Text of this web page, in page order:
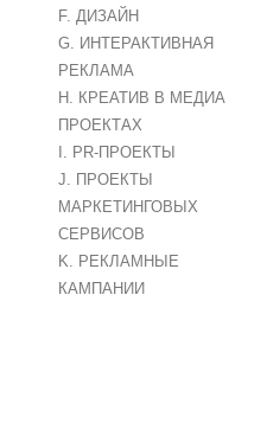
F. ДИЗАЙН
G. ИНТЕРАКТИВНАЯ
РЕКЛАМА
H. КРЕАТИВ В МЕДИА
ПРОЕКТАХ
I. PR-ПРОЕКТЫ
J. ПРОЕКТЫ
МАРКЕТИНГОВЫХ
СЕРВИСОВ
K. РЕКЛАМНЫЕ
КАМПАНИИ